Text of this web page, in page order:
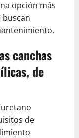
opción más
buscan
canchas
de
de